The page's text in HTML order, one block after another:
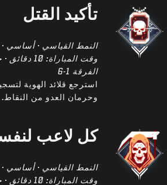
تأكيد القتل
النمط القياسي · أساسي
الفرقة 1-6
استرجع قلائد الهوية
وحرمان العدو من النقاط.
كل لاعب
النمط القياسي · أساسي